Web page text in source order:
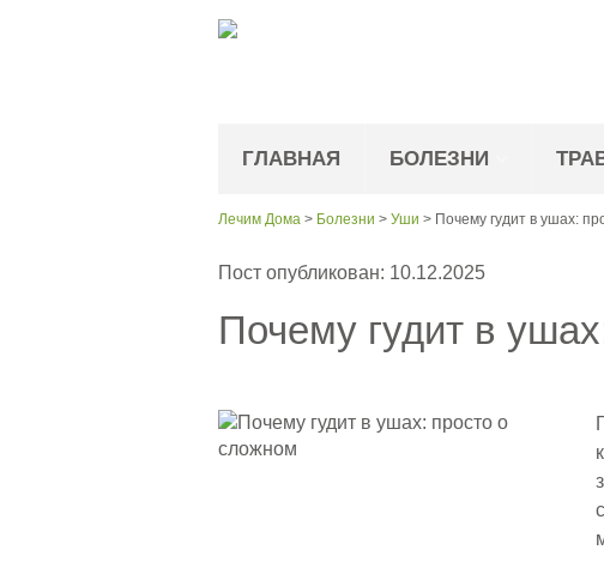
ГЛАВНАЯ БОЛЕЗНИ
Лечим Дома > Болезни > Уши > Почему гудит в ушах:
Пост опубликован: 10.12.2025
Почему гудит в